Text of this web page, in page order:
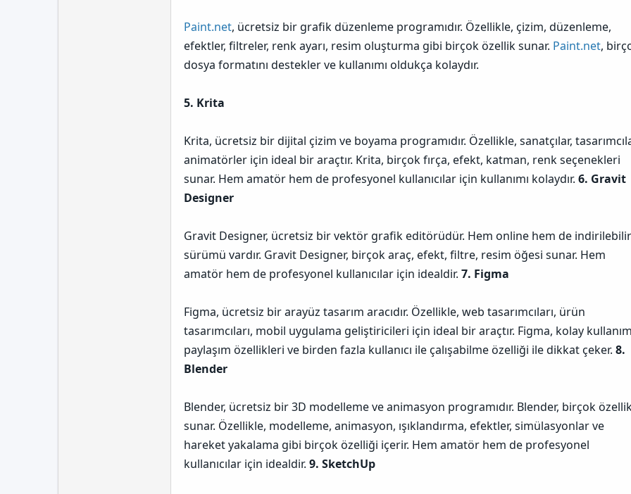
Paint.net, ücretsiz bir grafik düzenleme programıdır. Özellikle, çizim, düzenleme,
efektler, filtreler, renk ayarı, resim oluşturma gibi birçok özellik sunar. Paint.net,
dosya formatını destekler ve kullanımı oldukça kolaydır.
5. Krita
Krita, ücretsiz bir dijital çizim ve boyama programıdır. Özellikle, sanatçılar,
animatörler için ideal bir araçtır. Krita, birçok fırça, efekt, katman, renk seçenekleri
sunar. Hem amatör hem de profesyonel kullanıcılar için kullanımı kolaydır. 6. Gravit
Designer
Gravit Designer, ücretsiz bir vektör grafik editörüdür. Hem online hem de indirilebilir
sürümü vardır. Gravit Designer, birçok araç, efekt, filtre, resim öğesi sunar. Hem
amatör hem de profesyonel kullanıcılar için idealdir. 7. Figma
Figma, ücretsiz bir arayüz tasarım aracıdır. Özellikle, web tasarımcıları, ürün
tasarımcıları, mobil uygulama geliştiricileri için ideal bir araçtır. Figma, kolay
paylaşım özellikleri ve birden fazla kullanıcı ile çalışabilme özelliği ile dikkat çeker. 8.
Blender
Blender, ücretsiz bir 3D modelleme ve animasyon programıdır. Blender, birçok
sunar. Özellikle, modelleme, animasyon, ışıklandırma, efektler, simülasyonlar ve
hareket yakalama gibi birçok özelliği içerir. Hem amatör hem de profesyonel
kullanıcılar için idealdir. 9. SketchUp